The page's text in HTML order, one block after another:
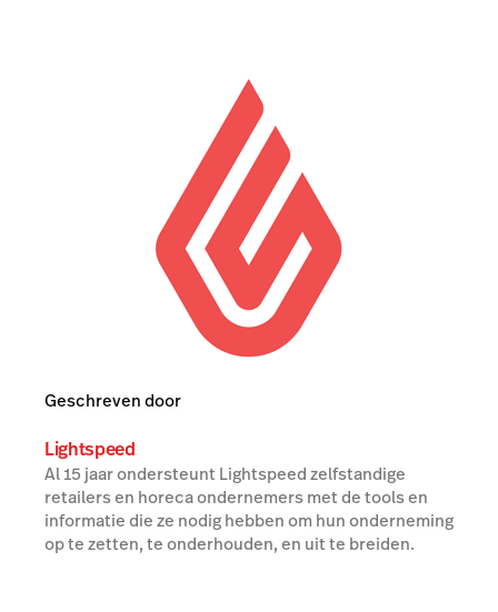
Geschreven door
Lightspeed
Al 15 jaar ondersteunt Lightspeed zelfstandige
retailers en horeca ondernemers met de tools en
informatie die ze nodig hebben om hun onderneming
op te zetten, te onderhouden, en uit te breiden.